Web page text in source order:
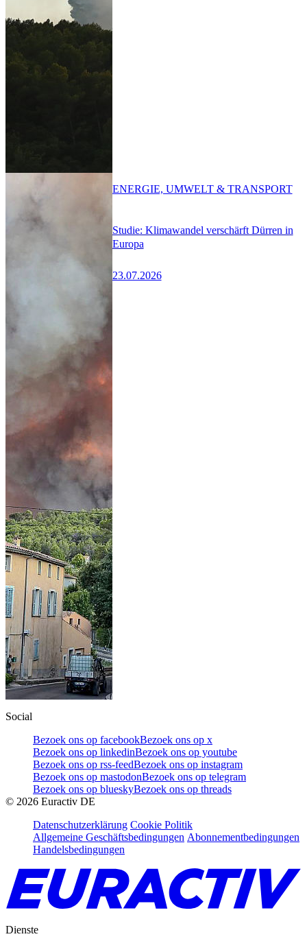
Studie: Klimawandel verschärft Dürren in
Europa
23.07.2026
ENERGIE, UMWELT & TRANSPORT
Social
Bezoek ons op facebookBezoek ons op x
Bezoek ons op linkedinBezoek ons op youtube
Bezoek ons op rss-feedBezoek ons op instagram
Bezoek ons op mastodonBezoek ons op telegram
Bezoek ons op blueskyBezoek ons op threads
© 2026 Euractiv DE
Datenschutzerklärung Cookie Politik
Allgemeine Geschäftsbedingungen Abonnementbedingungen
Handelsbedingungen
Dienste